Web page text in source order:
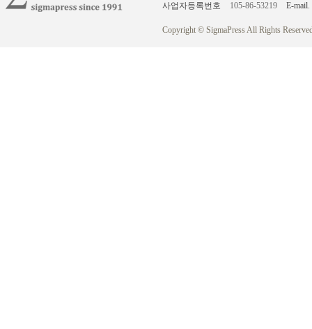
사업자등록번호
105-86-53219 E-mail.
Copyright © SigmaPress All Rights